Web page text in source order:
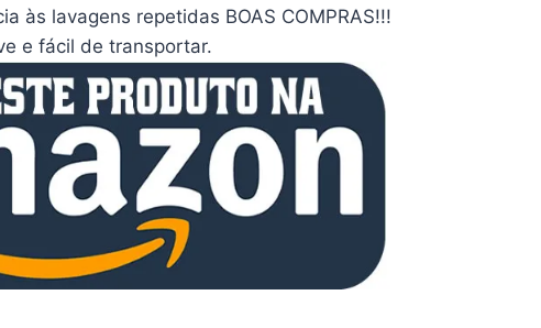
às lavagens repetidas BOAS COMPRAS!!!
e fácil de transportar.